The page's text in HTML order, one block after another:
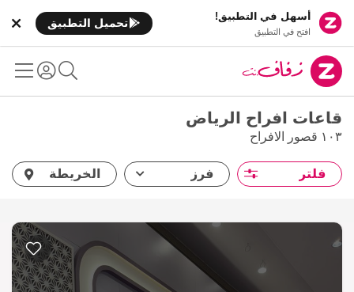
أسهل في التطبيق!
افتح في التطبيق
تحميل التطبيق
قاعات افراح الرياض
١٠٣ قصور الافراح
فلتر فرز الخريطة